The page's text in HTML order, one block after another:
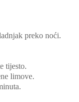
preko noći.
tijesto.
limove.